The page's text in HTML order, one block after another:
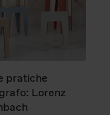
pratiche
Lorenz